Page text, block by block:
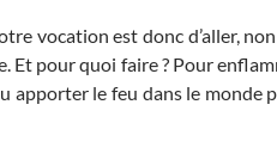
vocation est donc d’aller,
Et pour quoi faire ? Pour
apporter le feu dans le monde